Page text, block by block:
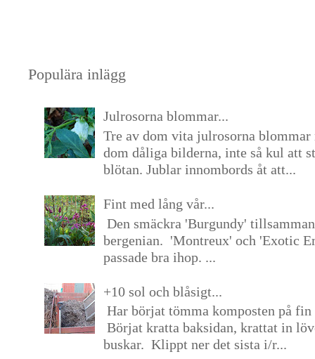
Populära inlägg
Julrosorna blommar...
Tre av dom vita julrosorna blommar
dom dåliga bilderna, inte så kul att
blötan. Jublar innombords åt att...
Fint med lång vår...
Den smäckra 'Burgundy'
bergenian. 'Montreux' och 'Exotic
passade bra ihop. ...
+10 sol och blåsigt...
Har börjat tömma komposten på
Börjat kratta baksidan, krattat in
buskar. Klippt ner det sista i/r...